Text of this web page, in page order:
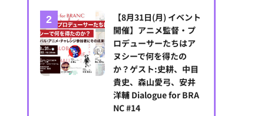
【8月31日(月) イベント
開催】アニメ監督・プ
ロデューサーたちはア
ヌシーで何を得たの
か？ゲスト:史耕、中目
貴史、森山愛弓、安井
洋輔 Dialogue for BRA
NC #14